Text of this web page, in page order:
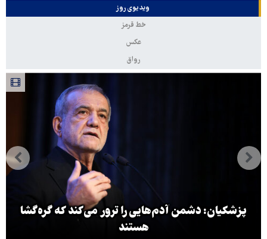
ویدیوی روز
خط قرمز
عکس
رواق
پزشکیان: دشمن آدم‌هایی را ترور می‌کند که گره‌گشا
هستند